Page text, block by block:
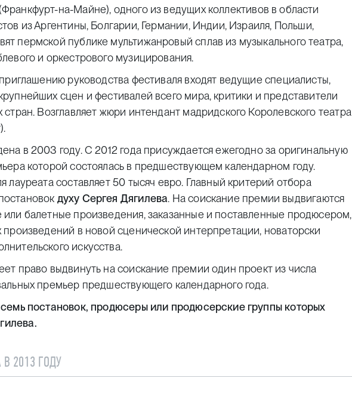
на-Майне), одного из ведущих коллективов в области
из Аргентины, Болгарии, Германии, Индии, Израиля, Польши,
пермской публике мультижанровый сплав из музыкального театра,
и оркестрового музицирования.
руководства фестиваля входят ведущие специалисты,
сцен и фестивалей всего мира, критики и представители
стран. Возглавляет жюри интендант мадридского Королевского театра
).
в 2003 году. С 2012 года присуждается ежегодно за оригинальную
которой состоялась в предшествующем календарном году.
составляет 50 тысяч евро. Главный критерий отбора
духу Сергея Дягилева. На соискание премии выдвигаются
балетные произведения, заказанные и поставленные продюсером,
произведений в новой сценической интерпретации, новаторски
искусства.
право выдвинуть на соискание премии один проект из числа
премьер предшествующего календарного года.
постановок, продюсеры или продюсерские группы которых
2013 ГОДУ